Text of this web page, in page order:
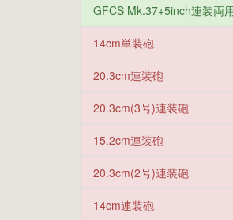
GFCS Mk.37+5inch連装両
14cm単装砲
20.3cm連装砲
20.3cm(3号)連装砲
15.2cm連装砲
20.3cm(2号)連装砲
14cm連装砲